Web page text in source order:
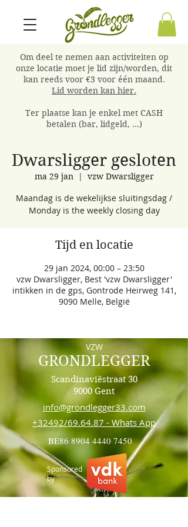
Om deel te nemen aan activiteiten op
onze locatie moet je lid zijn/worden, dit
kan reeds voor €3 voor één maand.
Lid worden kan hier.
Ter plaatse kan je enkel met CASH
betalen (bar, lidgeld, ...)
Dwarsligger gesloten
ma 29 jan
  |
vzw Dwarsligger
Maandag is de wekelijkse sluitingsdag /
Monday is the weekly closing day
Tijd en locatie
29 jan 2024, 00:00 – 23:50
vzw Dwarsligger, Best 'vzw Dwarsligger'
intikken in de gps, Gontrode Heirweg 141,
9090 Melle, België
VZW
GRONDLEGGER
Scandinaviëstraat 30
9000 Gent
info@grondlegger33.com
+32492/69.64.87 - Whats App
BE868904 4440 7450
Sponsored
by